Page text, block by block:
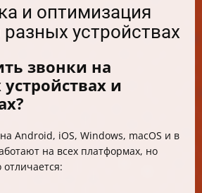
и оптимизация
устройствах
звонки на
и
Android, iOS, Windows, macOS и в
на всех платформах, но